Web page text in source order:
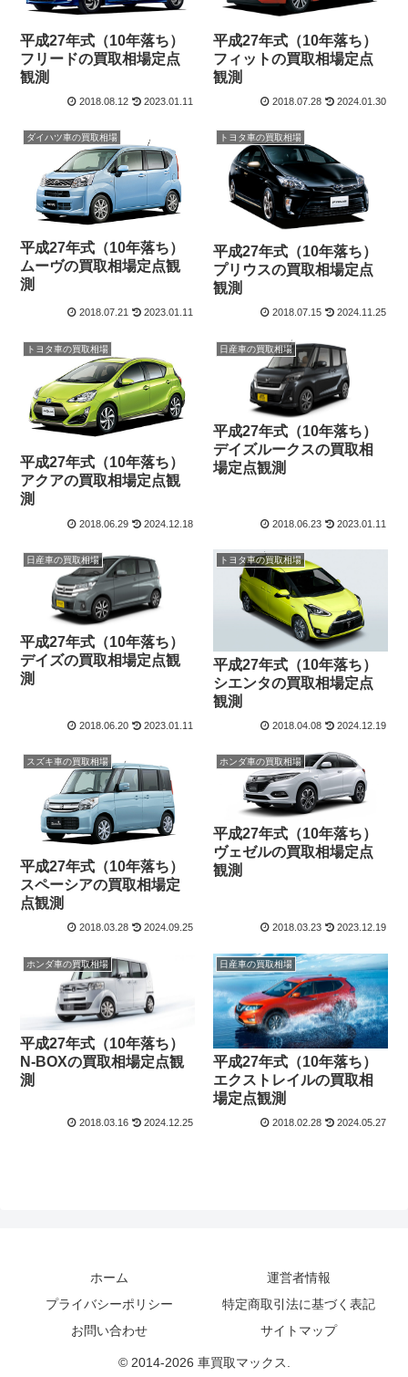
平成27年式（10年落ち）
フリードの買取相場定点
観測
2018.08.12 2023.01.11
平成27年式（10年落ち）
フィットの買取相場定点
観測
2018.07.28 2024.01.30
ダイハツ車の買取相場
平成27年式（10年落ち）
ムーヴの買取相場定点観
測
2018.07.21 2023.01.11
トヨタ車の買取相場
平成27年式（10年落ち）
プリウスの買取相場定点
観測
2018.07.15 2024.11.25
トヨタ車の買取相場
平成27年式（10年落ち）
アクアの買取相場定点観
測
2018.06.29 2024.12.18
日産車の買取相場
平成27年式（10年落ち）
デイズルークスの買取相
場定点観測
2018.06.23 2023.01.11
日産車の買取相場
平成27年式（10年落ち）
デイズの買取相場定点観
測
2018.06.20 2023.01.11
トヨタ車の買取相場
平成27年式（10年落ち）
シエンタの買取相場定点
観測
2018.04.08 2024.12.19
スズキ車の買取相場
平成27年式（10年落ち）
スペーシアの買取相場定
点観測
2018.03.28 2024.09.25
ホンダ車の買取相場
平成27年式（10年落ち）
ヴェゼルの買取相場定点
観測
2018.03.23 2023.12.19
ホンダ車の買取相場
平成27年式（10年落ち）
N-BOXの買取相場定点観
測
2018.03.16 2024.12.25
日産車の買取相場
平成27年式（10年落ち）
エクストレイルの買取相
場定点観測
2018.02.28 2024.05.27
ホーム
運営者情報
プライバシーポリシー
特定商取引法に基づく表記
お問い合わせ
サイトマップ
© 2014-2026 車買取マックス.